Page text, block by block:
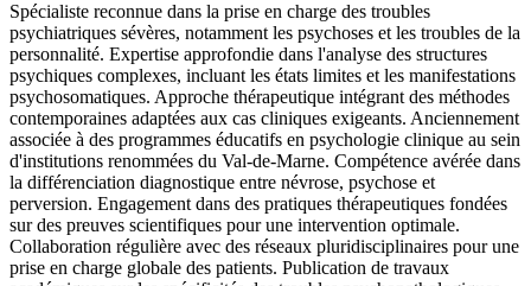
Spécialiste reconnue dans la prise en charge des troubles
psychiatriques sévères, notamment les psychoses et les troubles de la
personnalité. Expertise approfondie dans l'analyse des structures
psychiques complexes, incluant les états limites et les manifestations
psychosomatiques. Approche thérapeutique intégrant des méthodes
contemporaines adaptées aux cas cliniques exigeants. Anciennement
associée à des programmes éducatifs en psychologie clinique au sein
d'institutions renommées du Val-de-Marne. Compétence avérée dans
la différenciation diagnostique entre névrose, psychose et
perversion. Engagement dans des pratiques thérapeutiques fondées
sur des preuves scientifiques pour une intervention optimale.
Collaboration régulière avec des réseaux pluridisciplinaires pour une
prise en charge globale des patients. Publication de travaux